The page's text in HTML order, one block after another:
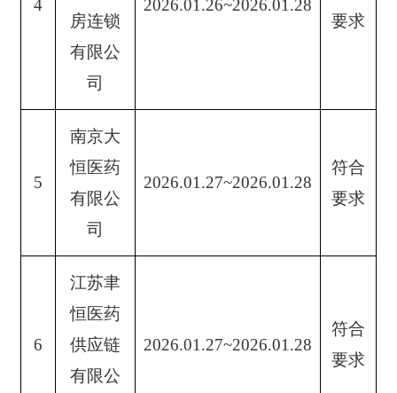
4
房连锁
有限公
司
2026.01.26~2026.01.28
要求
5
南京大
恒医药
有限公
司
2026.01.27~2026.01.28
符合
要求
6
江苏聿
恒医药
供应链
有限公
2026.01.27~2026.01.28
符合
要求